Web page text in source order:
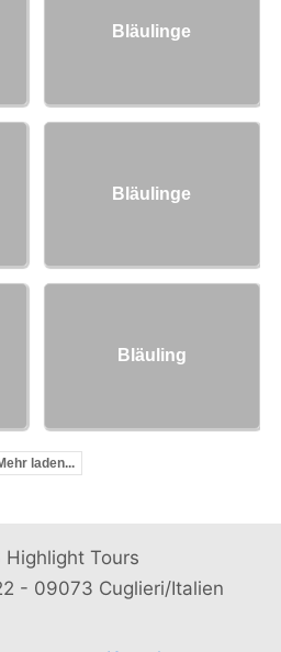
Bläulinge
Bläulinge
Bläuling
laden...
Tours
- 09073 Cuglieri/Italien